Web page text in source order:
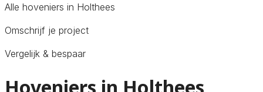
Alle hoveniers in Holthees
Omschrijf je project
Vergelijk & bespaar